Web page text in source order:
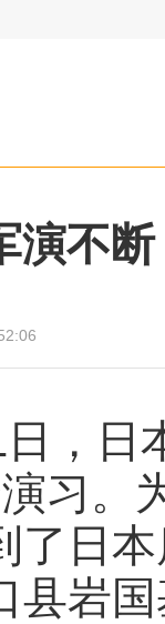
演不
，日
习。
了日
县岩